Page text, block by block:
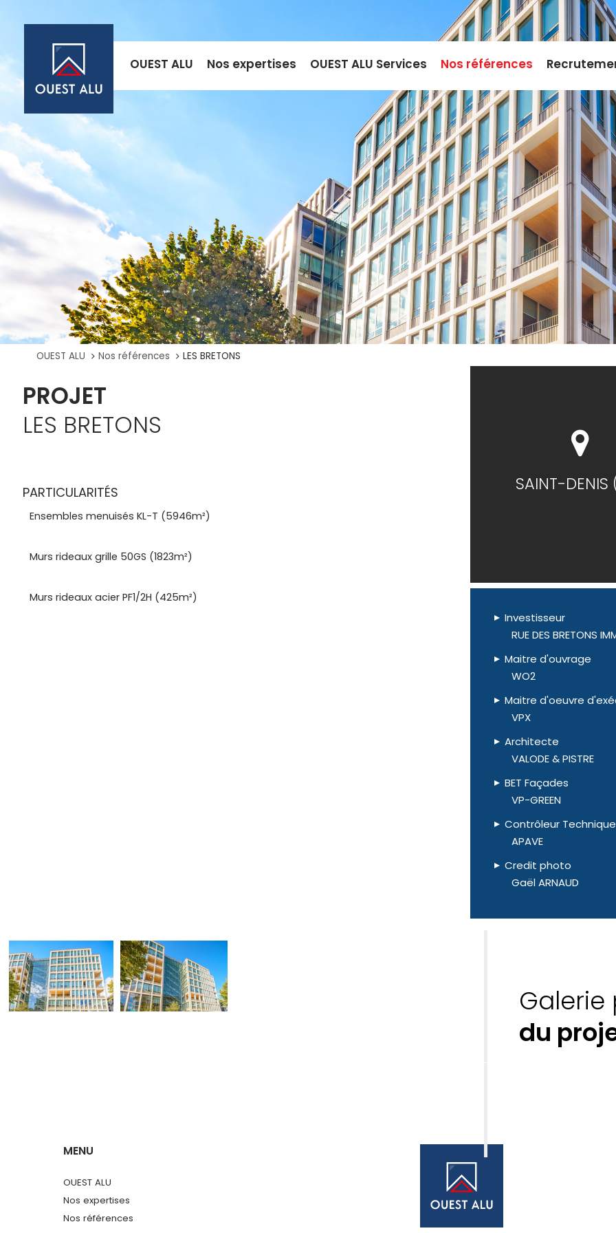
OUEST ALU Nos expertises OUEST ALU Services Nos références
OUEST ALU Nos références LES BRETONS
LES BRETONS
PARTICULARITÉS
Ensembles menuisés KL-T (5946m²)
Murs rideaux grille 50GS (1823m²)
Murs rideaux acier PF1/2H (425m²)
SAINT-
Investisseur
RUE DES BRETONS
Maitre d'ouvrage
WO2
Maitre d'oeuvre
VPX
Architecte
VALODE & PISTRE
BET Façades
VP-GREEN
Contrôleur Technique
APAVE
Credit photo
Gaël ARNAUD
Galerie
du
MENU
OUEST ALU
Nos expertises
Nos références